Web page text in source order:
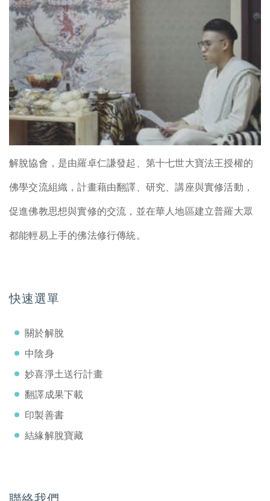
解脫協會，是由羅卓仁謙發起、第十七世大寶法王授權的
佛學交流組織，計畫藉由翻譯、研究、講座與實修活動，
促進佛教思想與實修的交流，並在華人地區建立普羅大眾
都能輕易上手的佛法修行傳統。
快速選單
關於解脫
中陰身
妙喜淨土送行計畫
翻譯成果下載
印製善書
結緣解脫寶藏